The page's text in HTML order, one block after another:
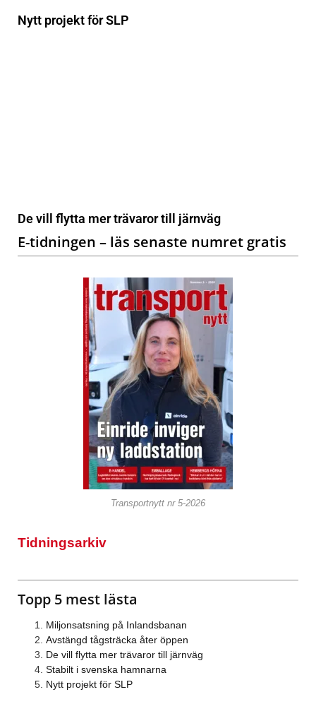
Nytt projekt för SLP
De vill flytta mer trävaror till järnväg
E-tidningen – läs senaste numret gratis
Transportnytt nr 5-2026
Tidningsarkiv
Topp 5 mest lästa
Miljonsatsning på Inlandsbanan
Avstängd tågsträcka åter öppen
De vill flytta mer trävaror till järnväg
Stabilt i svenska hamnarna
Nytt projekt för SLP